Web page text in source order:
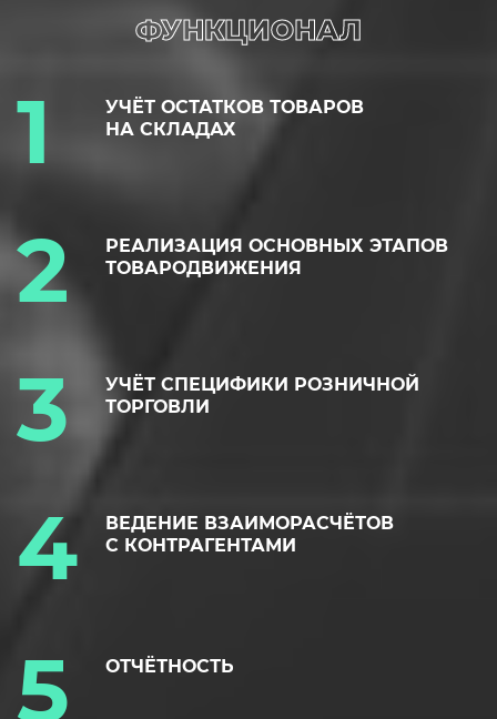
ФУНКЦИОНАЛ
УЧЁТ ОСТАТКОВ ТОВАРОВ
НА СКЛАДАХ
РЕАЛИЗАЦИЯ ОСНОВНЫХ ЭТАПОВ
ТОВАРОДВИЖЕНИЯ
УЧЁТ СПЕЦИФИКИ РОЗНИЧНОЙ
ТОРГОВЛИ
ВЕДЕНИЕ ВЗАИМОРАСЧЁТОВ
С КОНТРАГЕНТАМИ
ОТЧЁТНОСТЬ